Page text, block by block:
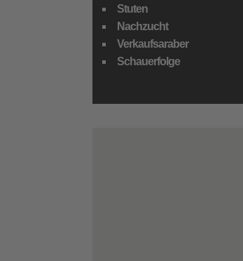
Stuten
Nachzucht
Verkaufsaraber
Schauerfolge